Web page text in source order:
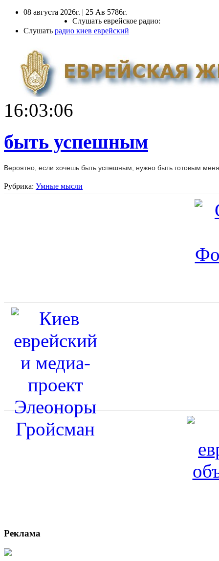
08 августа 2026г. | 25 Ав 5786г.
Слушать еврейское радио:
Слушать радио киев еврейский
16:03:06
быть успешным
Вероятно, если хочешь быть успешным, нужно быть готовым
Рубрика: Умные мысли
Реклама